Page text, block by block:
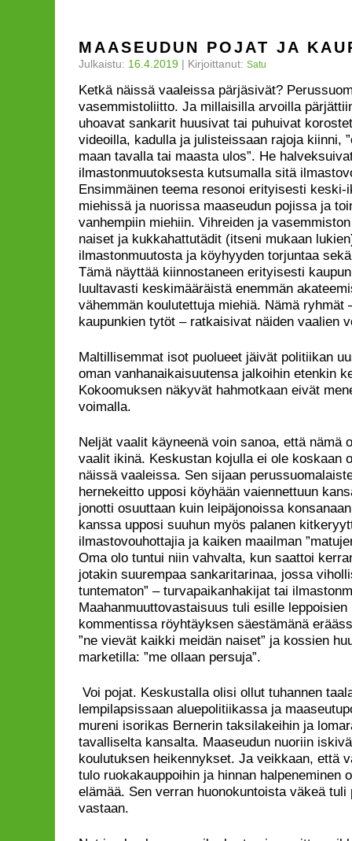
MAASEUDUN POJAT JA
Julkaistu: 16.4.2019 | Kirjoittanut: Satu
Ketkä näissä vaaleissa pärjäsivät?
vasemmistoliitto. Ja millaisilla arvoilla
uhoavat sankarit huusivat tai puhuivat
videoilla, kadulla ja julisteissaan rajoja kiinni,
maan tavalla tai maasta ulos”. He
ilmastonmuutoksesta kutsumalla sitä
Ensimmäinen teema resonoi erityisesti
miehissä ja nuorissa maaseudun pojissa ja
vanhempiin miehiin. Vihreiden ja
naiset ja kukkahattutädit (itseni mukaan
ilmastonmuutosta ja köyhyyden torjuntaa
Tämä näyttää kiinnostaneen erityisesti
luultavasti keskimääräistä enemmän
vähemmän koulutettuja miehiä. Nämä ryhmät
kaupunkien tytöt – ratkaisivat näiden vaalien
Maltillisemmat isot puolueet jäivät politiikan
oman vanhanaikaisuutensa jalkoihin etenkin
Kokoomuksen näkyvät hahmotkaan eivät
voimalla.
Neljät vaalit käyneenä voin sanoa, että nämä
vaalit ikinä. Keskustan kojulla ei ole koskaan
näissä vaaleissa. Sen sijaan
hernekeitto upposi köyhään vaiennettuun
jonotti osuuttaan kuin leipäjonoissa
kanssa upposi suuhun myös palanen
ilmastovouhottajia ja kaiken maailman
Oma olo tuntui niin vahvalta, kun saattoi
jotakin suurempaa sankaritarinaa, jossa
tuntematon” – turvapaikanhakijat tai
Maahanmuuttovastaisuus tuli esille leppoisien
kommentissa röyhtäyksen säestämänä
”ne vievät kaikki meidän naiset” ja kossien
marketilla: ”me ollaan persuja”.
Voi pojat. Keskustalla olisi ollut tuhannen
lempilapsissaan aluepolitiikassa ja
mureni isorikas Bernerin taksilakeihin ja
tavalliselta kansalta. Maaseudun nuoriin
koulutuksen heikennykset. Ja veikkaan, että
tulo ruokakauppoihin ja hinnan halpeneminen
elämää. Sen verran huonokuntoista väkeä
vastaan.